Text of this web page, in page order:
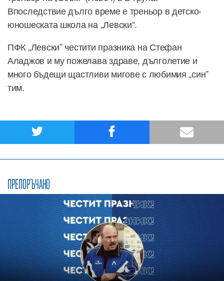
Впоследствие дълго време е треньор в детско-
юношеската школа на „Левски“.
ПФК „Левски” честити празника на Стефан
Аладжов и му пожелава здраве, дълголетие и
много бъдещи щастливи мигове с любимия „син”
тим.
ПРЕПОРЪЧАНО